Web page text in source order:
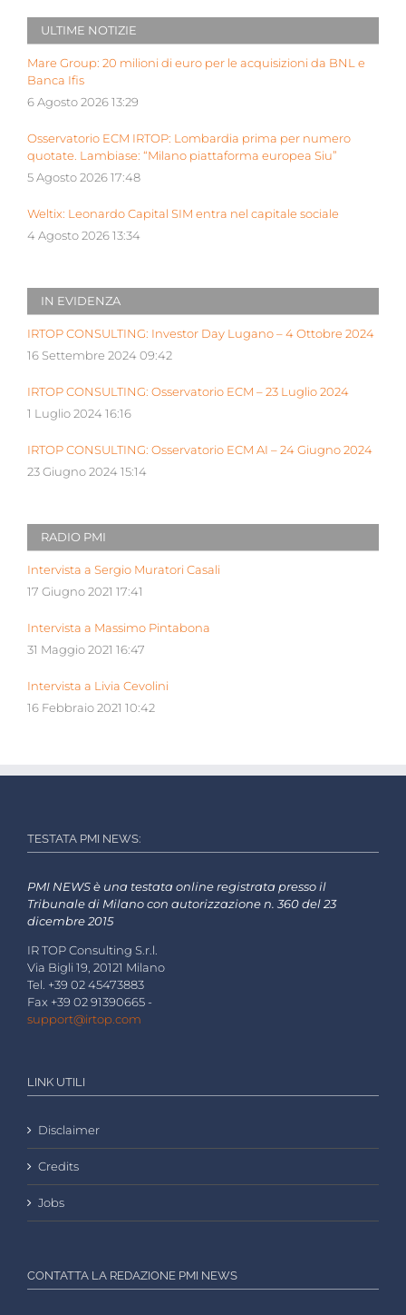
ULTIME NOTIZIE
Mare Group: 20 milioni di euro per le acquisizioni da BNL e
Banca Ifis
6 Agosto 2026 13:29
Osservatorio ECM IRTOP: Lombardia prima per numero
quotate. Lambiase: “Milano piattaforma europea Siu”
5 Agosto 2026 17:48
Weltix: Leonardo Capital SIM entra nel capitale sociale
4 Agosto 2026 13:34
IN EVIDENZA
IRTOP CONSULTING: Investor Day Lugano – 4 Ottobre 2024
16 Settembre 2024 09:42
IRTOP CONSULTING: Osservatorio ECM – 23 Luglio 2024
1 Luglio 2024 16:16
IRTOP CONSULTING: Osservatorio ECM AI – 24 Giugno 2024
23 Giugno 2024 15:14
RADIO PMI
Intervista a Sergio Muratori Casali
17 Giugno 2021 17:41
Intervista a Massimo Pintabona
31 Maggio 2021 16:47
Intervista a Livia Cevolini
16 Febbraio 2021 10:42
TESTATA PMI NEWS:
PMI NEWS è una testata online registrata presso il
Tribunale di Milano con autorizzazione n. 360 del 23
dicembre 2015
IR TOP Consulting S.r.l.
Via Bigli 19, 20121 Milano
Tel. +39 02 45473883
Fax +39 02 91390665 -
support@irtop.com
LINK UTILI
Disclaimer
Credits
Jobs
CONTATTA LA REDAZIONE PMI NEWS